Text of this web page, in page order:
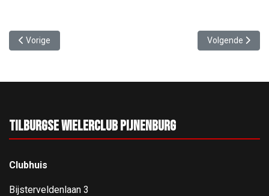
Vorig artikel: Massale opkomst bij puntenkoers voor onze
Vorige Volgende
Volgende
Tilburgse Wielerclub Pijnenburg
Clubhuis
Bijsterveldenlaan 3